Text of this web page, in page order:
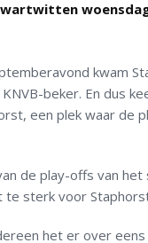
kwam
beker. En dus
een plek waar de
de play-offs van
sterk voor
het er over